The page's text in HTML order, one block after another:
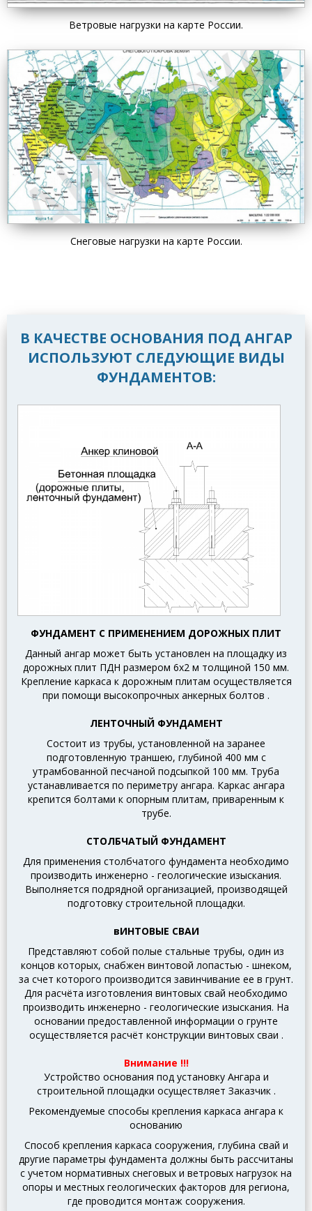
Ветровые нагрузки на карте России.
Снеговые нагрузки на карте России.
В КАЧЕСТВЕ ОСНОВАНИЯ ПОД АНГАР
ИСПОЛЬЗУЮТ СЛЕДУЮЩИЕ ВИДЫ
ФУНДАМЕНТОВ:
ФУНДАМЕНТ С ПРИМЕНЕНИЕМ ДОРОЖНЫХ ПЛИТ
Данный ангар может быть установлен на площадку из
дорожных плит ПДН размером 6x2 м толщиной 150 мм.
Крепление каркаса к дорожным плитам осуществляется
при помощи высокопрочных анкерных болтов .
ЛЕНТОЧНЫЙ ФУНДАМЕНТ
Состоит из трубы, установленной на заранее
подготовленную траншею, глубиной 400 мм с
утрамбованной песчаной подсыпкой 100 мм. Труба
устанавливается по периметру ангара. Каркас ангара
крепится болтами к опорным плитам, приваренным к
трубе.
СТОЛБЧАТЫЙ ФУНДАМЕНТ
Для применения столбчатого фундамента необходимо
производить инженерно - геологические изыскания.
Выполняется подрядной организацией, производящей
подготовку строительной площадки.
вИНТОВЫЕ СВАИ
Представляют собой полые стальные трубы, один из
концов которых, снабжен винтовой лопастью - шнеком,
за счет которого производится завинчивание ее в грунт.
Для расчёта изготовления винтовых свай необходимо
производить инженерно - геологические изыскания. На
основании предоставленной информации о грунте
осуществляется расчёт конструкции винтовых сваи .
Внимание !!!
Устройство основания под установку Ангара и
строительной площадки осуществляет Заказчик .
Рекомендуемые способы крепления каркаса ангара к
основанию
Способ крепления каркаса сооружения, глубина свай и
другие параметры фундамента должны быть рассчитаны
с учетом нормативных снеговых и ветровых нагрузок на
опоры и местных геологических факторов для региона,
где проводится монтаж сооружения.